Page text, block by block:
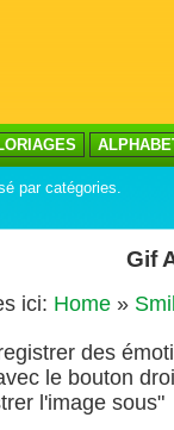
par catégories.
Gif
ici: Home »
des
le bouton
l'image sous"